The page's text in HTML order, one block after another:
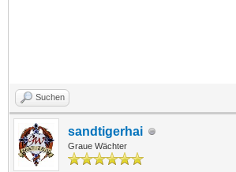
Suchen
sandtigerhai
Graue Wächter